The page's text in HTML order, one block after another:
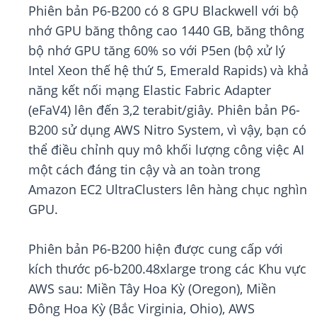
Phiên bản P6-B200 có 8 GPU Blackwell với bộ
nhớ GPU băng thông cao 1440 GB, băng thông
bộ nhớ GPU tăng 60% so với P5en (bộ xử lý
Intel Xeon thế hệ thứ 5, Emerald Rapids) và khả
năng kết nối mạng Elastic Fabric Adapter
(eFaV4) lên đến 3,2 terabit/giây. Phiên bản P6-
B200 sử dụng AWS Nitro System, vì vậy, bạn có
thể điều chỉnh quy mô khối lượng công việc AI
một cách đáng tin cậy và an toàn trong
Amazon EC2 UltraClusters lên hàng chục nghìn
GPU.
Phiên bản P6-B200 hiện được cung cấp với
kích thước p6-b200.48xlarge trong các Khu vực
AWS sau: Miền Tây Hoa Kỳ (Oregon), Miền
Đông Hoa Kỳ (Bắc Virginia, Ohio), AWS